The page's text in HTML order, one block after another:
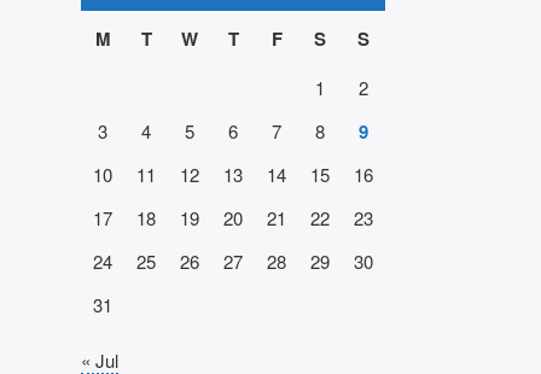
M
T W T F S S
1
2
3
4 5 6 7 8 9
10 11 12 13 14 15
16
17
18 19 20 21 22
23
24
25 26 27 28 29
30
31
« Jul